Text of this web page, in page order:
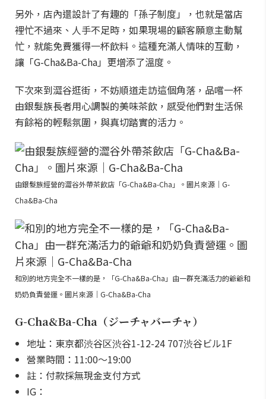
另外，店內還設計了有趣的「孫子制度」，也就是當店
裡忙不過來、人手不足時，如果現場的顧客願意主動幫
忙，就能免費獲得一杯飲料。這種充滿人情味的互動，
讓「G-Cha&Ba-Cha」更增添了溫度。
下次來到澀谷逛街，不妨順道走訪這個角落，品嚐一杯
由銀髮族長者用心調製的美味茶飲，感受他們對生活保
有餘裕的輕鬆氛圍，與真切踏實的活力。
由銀髮族經營的澀谷外帶茶飲店「G-Cha&Ba-Cha」。圖片來源｜G-
Cha&Ba-Cha
和別的地方完全不一樣的是，「G-Cha&Ba-Cha」由一群充滿活力的爺爺和
奶奶負責營運。圖片來源｜G-Cha&Ba-Cha
G-Cha&Ba-Cha（ジーチャバーチャ）
地址：東京都渋谷区渋谷1-12-24 707渋谷ビル1F
營業時間：11:00～19:00
註：付款採無現金支付方式
IG：